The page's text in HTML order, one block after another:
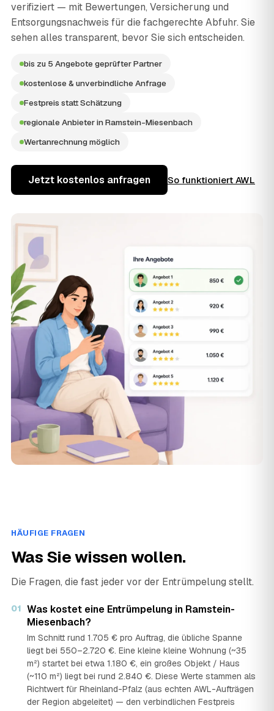
verifiziert — mit Bewertungen, Versicherung und
Entsorgungsnachweis für die fachgerechte Abfuhr. Sie
sehen alles transparent, bevor Sie sich entscheiden.
bis zu 5 Angebote geprüfter Partner
kostenlose & unverbindliche Anfrage
Festpreis statt Schätzung
regionale Anbieter in Ramstein-Miesenbach
Wertanrechnung möglich
Jetzt kostenlos anfragen So funktioniert AWL
HÄUFIGE FRAGEN
Was Sie wissen wollen.
Die Fragen, die fast jeder vor der Entrümpelung stellt.
01 Was kostet eine Entrümpelung in Ramstein-
Miesenbach?
Im Schnitt rund 1.705 € pro Auftrag, die übliche Spanne
liegt bei 550–2.720 €. Eine kleine kleine Wohnung (~35
m²) startet bei etwa 1.180 €, ein großes Objekt / Haus
(~110 m²) liegt bei rund 2.840 €. Diese Werte stammen als
Richtwert für Rheinland-Pfalz (aus echten AWL-Aufträgen
der Region abgeleitet) — den verbindlichen Festpreis